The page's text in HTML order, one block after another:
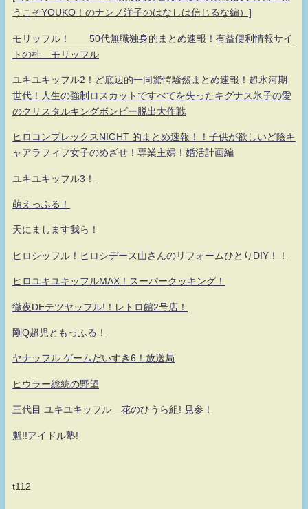
うこそYOUKO！のナンノ洋子のはなしは信じるな編）]
モリッフル！ 50代無職独身的まとめ速報！有益便利情報サイ
トの杜 モリッフル
ユキユキッフル2！ど底辺的一同驚愕騒然まとめ速報！超氷河期
世代！人生の強制ロスカットですべてを失ったキグナス氷子の愛
のクリスタルキングボンビー脱出大作戦
ヒロコンプレックスNIGHT 的まとめ速報！！子供が欲しいど陰キ
ャアラフィフ女子のめざせ！専業主婦！婚活計画編
ユキユキッフル3！
萌えっふる！
天にまします我ら！
ヒロシッフル！ヒロシデース山さんのリフォームひとりDIY！！
ヒロユキユキッフルMAX！スーパークッキング！
徹夜DEテツヤッフル!！レトロ館2号店！
剛Q超児ともっふる！
ヤナッフル ゲームだいすき6！放送局
ヒウラー総統の野望
三代目 ユキユキッフル 花のひうら組! 見参！
魁!!アイドル塾!
t112